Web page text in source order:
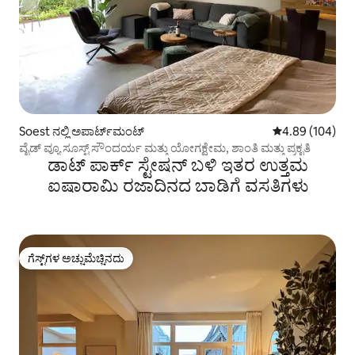
Soest ನಲ್ಲಿ ಅಪಾರ್ಟ್‌ಮಂಟ್ 5 ರಲ್ಲಿ 4.89
4.89 (104)
ವೈಡ್ ವ್ಯೂ ಸೂಸ್ಟ್ ಸೌಂದರ್ಯ ಮತ್ತು ಯೋಗಕ್ಷೇಮ, ಶಾಂತಿ ಮತ್ತು ಪ್ರಕೃತಿ
ಡಾಟ್ ಪಾರ್ಕ್ ಸ್ಟೇಷನ್ ಬಳಿ ಇತರ ಉತ್ತಮ
ಐಷಾರಾಮಿ ರಜಾದಿನದ ಬಾಡಿಗೆ ವಸತಿಗಳು
ಗೆಸ್ಟ್‌ಗಳ ಅಚ್ಚುಮೆಚ್ಚಿನದು
ಗೆಸ್ಟ್‌ಗಳ ಅಚ್ಚುಮೆಚ್ಚಿನದು